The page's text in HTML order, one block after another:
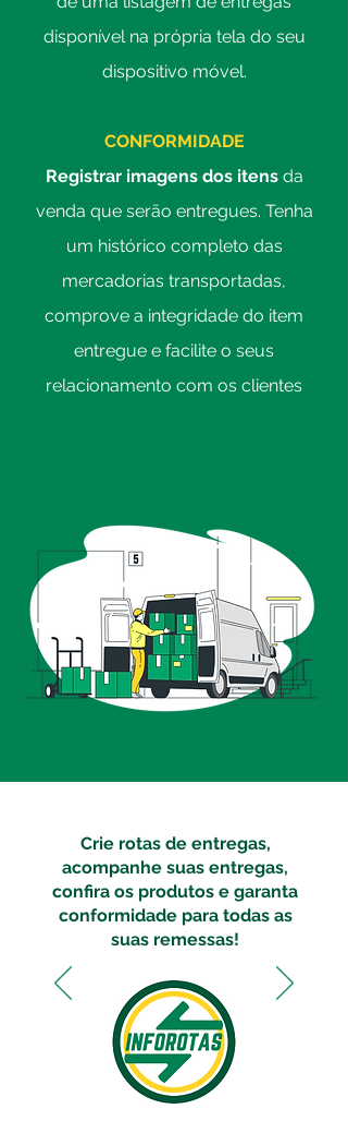
disponível na própria tela do seu
dispositivo móvel.
CONFORMIDADE
Registrar imagens dos itensda
venda que serão entregues. Tenha
um histórico completo das
mercadorias transportadas,
comprove a integridade do item
entregue e facilite o seus
relacionamento com os clientes
Crie rotas de entregas,
acompanhe suas entregas,
confira os produtos e garanta
conformidade para todas as
suas remessas!